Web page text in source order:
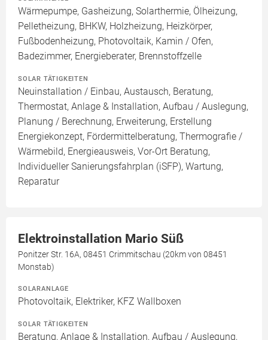
Wärmepumpe, Gasheizung, Solarthermie, Ölheizung,
Pelletheizung, BHKW, Holzheizung, Heizkörper,
Fußbodenheizung, Photovoltaik, Kamin / Ofen,
Badezimmer, Energieberater, Brennstoffzelle
SOLAR TÄTIGKEITEN
Neuinstallation / Einbau, Austausch, Beratung,
Thermostat, Anlage & Installation, Aufbau / Auslegung,
Planung / Berechnung, Erweiterung, Erstellung
Energiekonzept, Fördermittelberatung, Thermografie /
Wärmebild, Energieausweis, Vor-Ort Beratung,
Individueller Sanierungsfahrplan (iSFP), Wartung,
Reparatur
Elektroinstallation Mario Süß
Ponitzer Str. 16A, 08451 Crimmitschau (20km von 08451
Monstab)
SOLARANLAGE
Photovoltaik, Elektriker, KFZ Wallboxen
SOLAR TÄTIGKEITEN
Beratung, Anlage & Installation, Aufbau / Auslegung,